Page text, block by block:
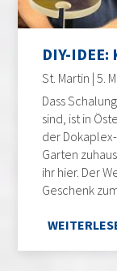
DIY-IDEE:
St. Martin | 5.
Dass
sind, ist in
der
Garten
ihr hier. Der
Geschenk